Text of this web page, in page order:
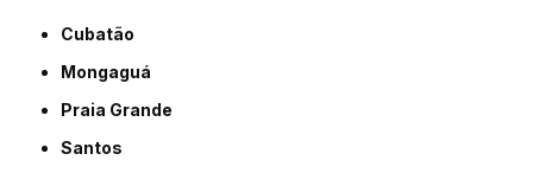
Cubatão
Mongaguá
Praia Grande
Santos